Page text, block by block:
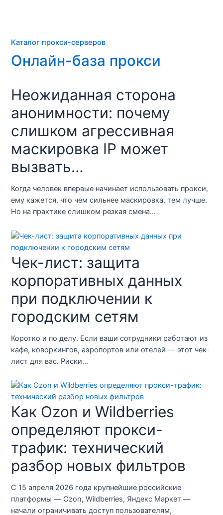
Каталог прокси-серверов
Онлайн-база прокси
Неожиданная сторона
анонимности: почему
слишком агрессивная
маскировка IP может
вызвать…
Когда человек впервые начинает использовать прокси,
ему кажется, что чем сильнее маскировка, тем лучше.
Но на практике слишком резкая смена…
Чек-лист: защита
корпоративных данных
при подключении к
городским сетям
Коротко и по делу. Если ваши сотрудники работают из
кафе, коворкингов, аэропортов или отелей — этот чек-
лист для вас. Риски…
Как Ozon и Wildberries
определяют прокси-
трафик: технический
разбор новых фильтров
С 15 апреля 2026 года крупнейшие российские
платформы — Ozon, Wildberries, Яндекс Маркет —
начали ограничивать доступ пользователям,